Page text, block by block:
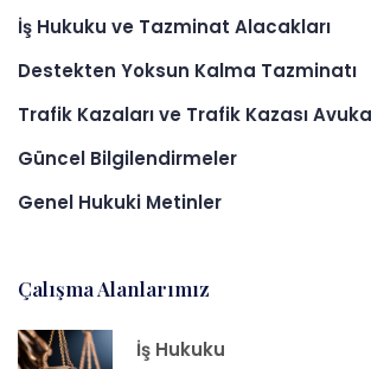
İş Hukuku ve Tazminat Alacakları
Destekten Yoksun Kalma Tazminatı
Trafik Kazaları ve Trafik Kazası
Güncel Bilgilendirmeler
Genel Hukuki Metinler
Çalışma Alanlarımız
İş Hukuku